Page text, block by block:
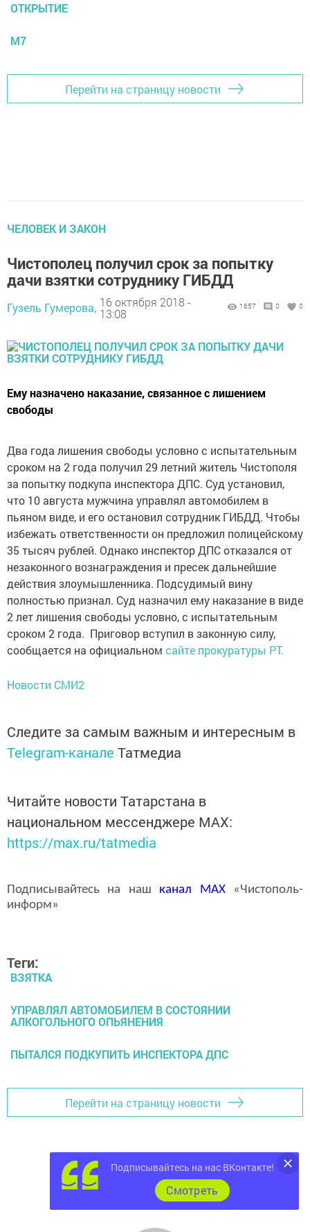
ОТКРЫТИЕ
М7
Перейти на страницу новости
ЧЕЛОВЕК И ЗАКОН
Чистополец получил срок за попытку
дачи взятки сотруднику ГИБДД
Гузель Гумерова, 16 октября 2018 -
13:08
1657 0 0
Ему назначено наказание, связанное с лишением
свободы
Два года лишения свободы условно с испытательным
сроком на 2 года получил 29 летний житель Чистополя
за попытку подкупа инспектора ДПС. Суд установил,
что 10 августа мужчина управлял автомобилем в
пьяном виде, и его остановил сотрудник ГИБДД. Чтобы
избежать ответственности он предложил полицейскому
35 тысяч рублей. Однако инспектор ДПС отказался от
незаконного вознаграждения и пресек дальнейшие
действия злоумышленника. Подсудимый вину
полностью признал. Суд назначил ему наказание в виде
2 лет лишения свободы условно, с испытательным
сроком 2 года. Приговор вступил в законную силу,
сообщается на официальном сайте прокуратуры РТ.
Новости СМИ2
Следите за самым важным и интересным в
Telegram-канале Татмедиа
Читайте новости Татарстана в
национальном мессенджере MАХ:
https://max.ru/tatmedia
Подписывайтесь на наш канал MAX«Чистополь-
информ»
Теги:
ВЗЯТКА
УПРАВЛЯЛ АВТОМОБИЛЕМ В СОСТОЯНИИ
АЛКОГОЛЬНОГО ОПЬЯНЕНИЯ
ПЫТАЛСЯ ПОДКУПИТЬ ИНСПЕКТОРА ДПС
Перейти на страницу новости
Подписывайтесь на нас ВКонтакте!
Cмотреть